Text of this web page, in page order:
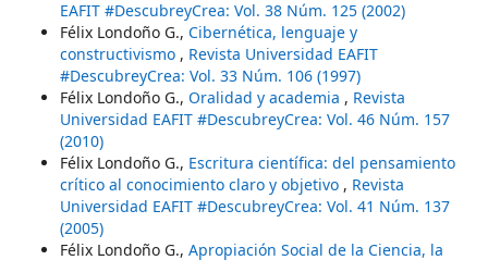
EAFIT #DescubreyCrea: Vol. 38 Núm. 125 (2002)
Félix Londoño G., Cibernética, lenguaje y
constructivismo , Revista Universidad EAFIT
#DescubreyCrea: Vol. 33 Núm. 106 (1997)
Félix Londoño G., Oralidad y academia , Revista
Universidad EAFIT #DescubreyCrea: Vol. 46 Núm. 157
(2010)
Félix Londoño G., Escritura científica: del pensamiento
crítico al conocimiento claro y objetivo , Revista
Universidad EAFIT #DescubreyCrea: Vol. 41 Núm. 137
(2005)
Félix Londoño G., Apropiación Social de la Ciencia, la